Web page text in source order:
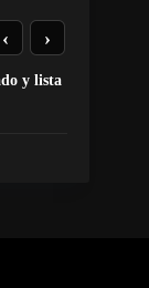
y lista
‹ ›